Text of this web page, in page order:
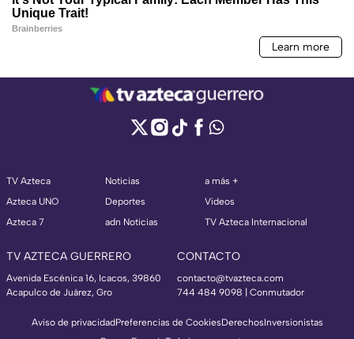
TV Azteca
Azteca UNO
Azteca 7
Noticias
Deportes
adn Noticias
a más +
Videos
TV Azteca Internacional
TV AZTECA GUERRERO
Avenida Escénica 16, Icacos, 39860
Acapulco de Juárez, Gro
CONTACTO
contacto@tvazteca.com
744 484 9098 | Conmutador
Aviso de privacidadPreferencias de CookiesDerechosInversionistas